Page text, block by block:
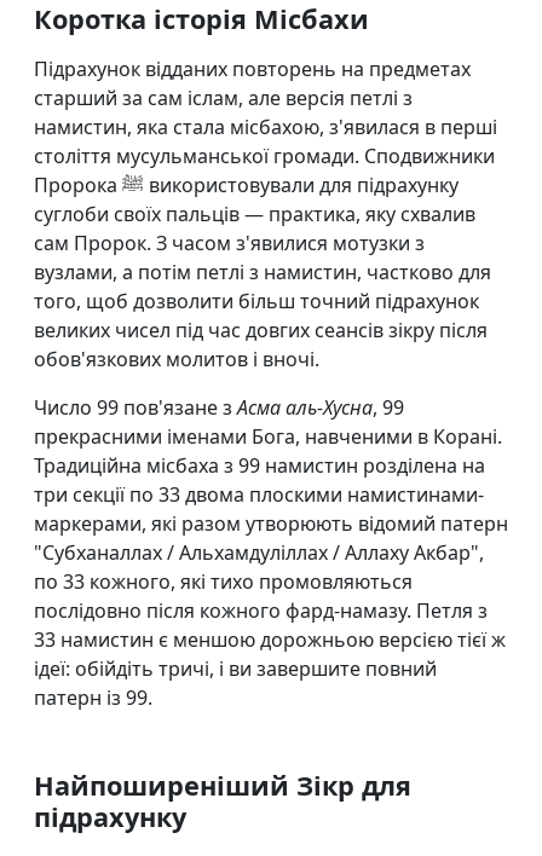
Коротка історія Місбахи
Підрахунок відданих повторень на предметах
старший за сам іслам, але версія петлі з
намистин, яка стала місбахою, з'явилася в перші
століття мусульманської громади. Сподвижники
Пророка ﷺ використовували для підрахунку
суглоби своїх пальців — практика, яку схвалив
сам Пророк. З часом з'явилися мотузки з
вузлами, а потім петлі з намистин, частково для
того, щоб дозволити більш точний підрахунок
великих чисел під час довгих сеансів зікру після
обов'язкових молитов і вночі.
Число 99 пов'язане зАсма аль-Хусна, 99
прекрасними іменами Бога, навченими в Корані.
Традиційна місбаха з 99 намистин розділена на
три секції по 33 двома плоскими намистинами-
маркерами, які разом утворюють відомий патерн
"Субханаллах / Альхамдуліллах / Аллаху Акбар",
по 33 кожного, які тихо промовляються
послідовно після кожного фард-намазу. Петля з
33 намистин є меншою дорожньою версією тієї ж
ідеї: обійдіть тричі, і ви завершите повний
патерн із 99.
Найпоширеніший Зікр для
підрахунку